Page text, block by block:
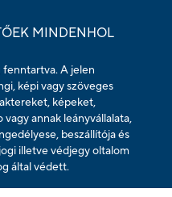
MINDENHOL
A jelen
képi vagy szöveges
képeket,
annak leányvállalata,
beszállítója és
illetve védjegy oltalom
által védett.